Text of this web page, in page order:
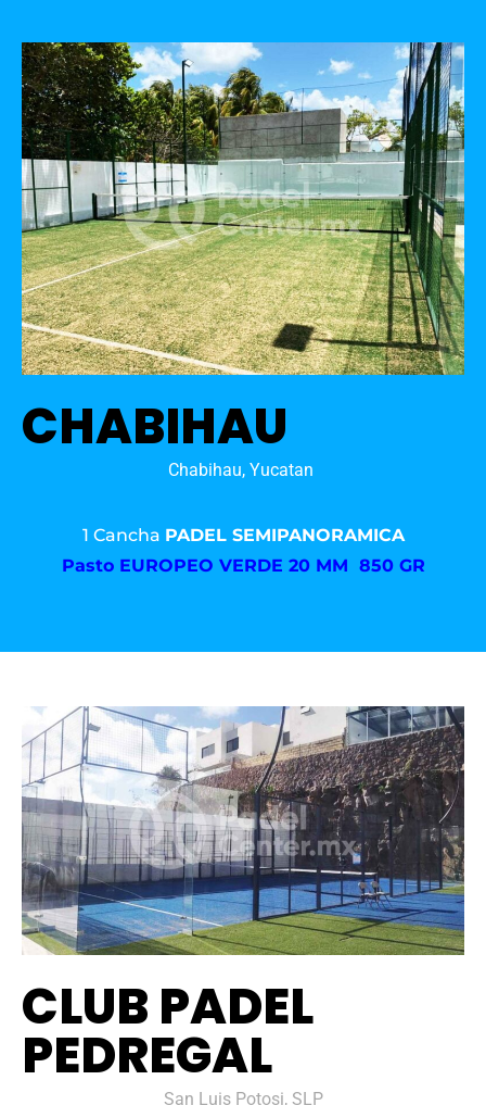
CHABIHAU
Chabihau, Yucatan
1 Cancha PADEL SEMIPANORAMICA
Pasto EUROPEO VERDE 20 MM 850 GR
CLUB PADEL
PEDREGAL
San Luis Potosi, SLP